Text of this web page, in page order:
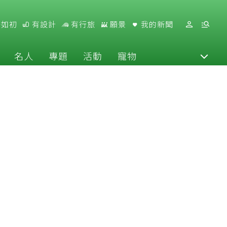
初 有設計 有行旅 願景 我的新聞
名人 專題 活動 寵物